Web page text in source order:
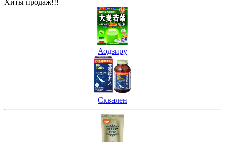
Аодзиру
Сквален